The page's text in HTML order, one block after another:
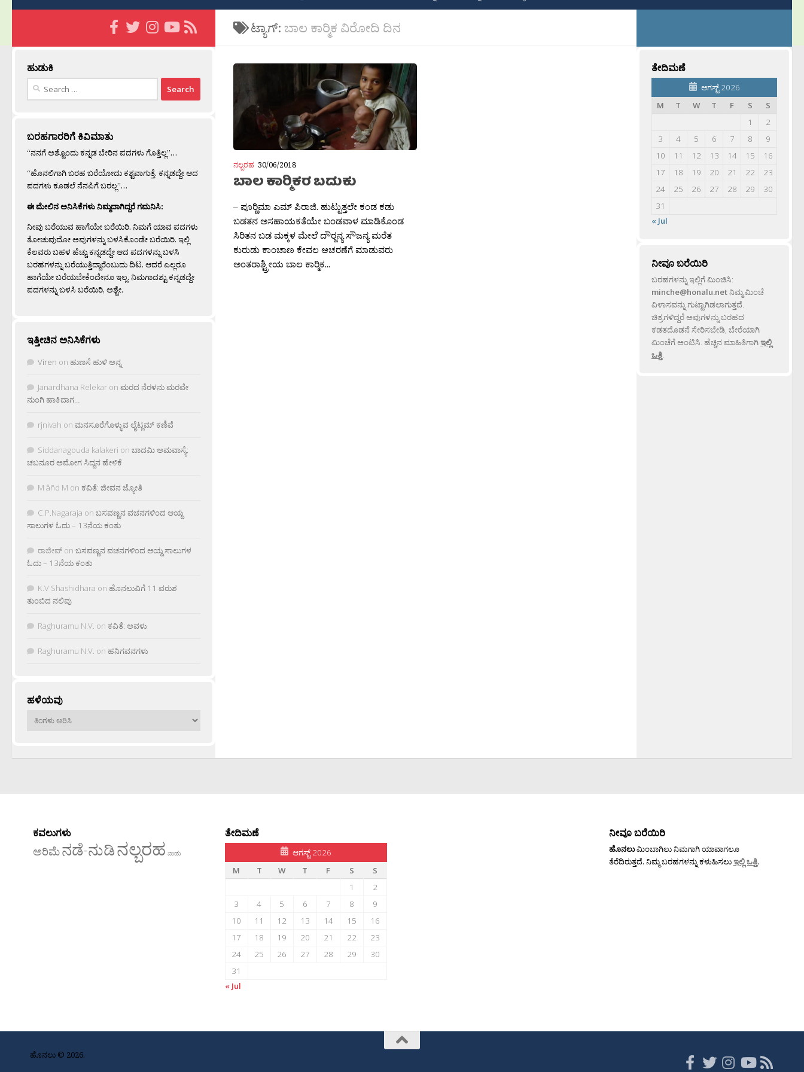
ಟ್ಯಾಗ್: ಬಾಲ ಕಾರ‍್ಮಿಕ ವಿರೋದಿ ದಿನ
ನಲ್ಬರಹ 30/06/2018
ಬಾಲ ಕಾರ‍್ಮಿಕರ ಬದುಕು
– ಪೂರ‍್ಣಿಮಾ ಎಮ್ ಪಿರಾಜಿ. ಹುಟ್ಟುತ್ತಲೇ ಕಂಡ ಕಡು
ಬಡತನ ಅಸಹಾಯಕತೆಯೇ ಬಂಡವಾಳ ಮಾಡಿಕೊಂಡ
ಸಿರಿತನ ಬಡ ಮಕ್ಕಳ ಮೇಲೆ ದೌರ‍್ಜನ್ಯ ಸೌಜನ್ಯ ಮರೆತ
ಕುರುಡು ಕಾಂಚಾಣ ಕೇವಲ ಆಚರಣೆಗೆ ಮಾಡುವರು
ಅಂತರಾಶ್ಟ್ರೀಯ ಬಾಲ ಕಾರ‍್ಮಿಕ...
ಹುಡುಕಿ
Search
ಬರಹಗಾರರಿಗೆ ಕಿವಿಮಾತು
“ನನಗೆ ಅಶ್ಟೊಂದು ಕನ್ನಡ ಬೇರಿನ ಪದಗಳು ಗೊತ್ತಿಲ್ಲ”…
“ಹೊನಲಿಗಾಗಿ ಬರಹ ಬರೆಯೋದು ಕಶ್ಟವಾಗುತ್ತೆ. ಕನ್ನಡದ್ದೇ ಆದ
ಪದಗಳು ಕೂಡಲೆ ನೆನಪಿಗೆ ಬರಲ್ಲ”…
ಈ ಮೇಲಿನ ಅನಿಸಿಕೆಗಳು ನಿಮ್ಮದಾಗಿದ್ದರೆ ಗಮನಿಸಿ:
ನೀವು ಬರೆಯುವ ಹಾಗೆಯೇ ಬರೆಯಿರಿ. ನಿಮಗೆ ಯಾವ ಪದಗಳು
ತೋಚುವುದೋ ಅವುಗಳನ್ನು ಬಳಸಿಕೊಂಡೇ ಬರೆಯಿರಿ. ಇಲ್ಲಿ
ಕೆಲವರು ಬಹಳ ಹೆಚ್ಚು ಕನ್ನಡದ್ದೇ ಆದ ಪದಗಳನ್ನು ಬಳಸಿ
ಬರಹಗಳನ್ನು ಬರೆಯುತ್ತಿದ್ದಾರೆಂಬುದು ದಿಟ. ಆದರೆ ಎಲ್ಲರೂ
ಹಾಗೆಯೇ ಬರೆಯಬೇಕೆಂದೇನೂ ಇಲ್ಲ. ನಿಮಗಾದಶ್ಟು ಕನ್ನಡದ್ದೇ
ಪದಗಳನ್ನು ಬಳಸಿ ಬರೆಯಿರಿ, ಅಶ್ಟೇ.
ಇತ್ತೀಚಿನ ಅನಿಸಿಕೆಗಳು
Viren on ಹುಣಸೆ ಹುಳಿ ಅನ್ನ
Janardhana Relekar on ಮರದ ನೆರಳನು ಮರವೇ
ನುಂಗಿ ಹಾಕಿದಾಗ…
rjnivah on ಮನಸೂರೆಗೊಳ್ಳುವ ಲೈಟ್ಲಮ್ ಕಣಿವೆ
Siddanagouda kalakeri on ಬಾದಮಿ ಅಮವಾಸ್ಯೆ:
ಚಬನೂರ ಅಮೋಗ ಸಿದ್ದನ ಹೇಳಿಕೆ
M âñd M on ಕವಿತೆ: ಜೀವನ ಜ್ಯೋತಿ
C.P.Nagaraja on ಬಸವಣ್ಣನ ವಚನಗಳಿಂದ ಆಯ್ದ
ಸಾಲುಗಳ ಓದು – 13ನೆಯ ಕಂತು
ರಾಜೀವ್ on ಬಸವಣ್ಣನ ವಚನಗಳಿಂದ ಆಯ್ದ ಸಾಲುಗಳ
ಓದು – 13ನೆಯ ಕಂತು
K.V Shashidhara on ಹೊನಲುವಿಗೆ 11 ವರುಶ
ತುಂಬಿದ ನಲಿವು
Raghuramu N.V. on ಕವಿತೆ: ಅವಳು
Raghuramu N.V. on ಹನಿಗವನಗಳು
ಹಳೆಯವು
ಹಳೆಯವು
ತೇದಿಮಣೆ
ಆಗಸ್ಟ್ 2026
M
T W T F S
S
1
2
3
4 5 6 7 8
9
10
11 12 13 14 15
16
17
18 19 20 21 22
23
24
25 26 27 28 29
30
31
« Jul
ನೀವೂ ಬರೆಯಿರಿ
ಬರಹಗಳನ್ನು ಇಲ್ಲಿಗೆ ಮಿಂಚಿಸಿ:
minche@honalu.netನಿಮ್ಮ ಮಿಂಚೆ
ವಿಳಾಸವನ್ನು ಗುಟ್ಟಾಗಿಡಲಾಗುತ್ತದೆ.
ಚಿತ್ರಗಳಿದ್ದರೆ ಅವುಗಳನ್ನು ಬರಹದ
ಕಡತದೊಡನೆ ಸೇರಿಸಬೇಡಿ, ಬೇರೆಯಾಗಿ
ಮಿಂಚೆಗೆ ಅಂಟಿಸಿ. ಹೆಚ್ಚಿನ ಮಾಹಿತಿಗಾಗಿಇಲ್ಲಿ
ಒತ್ತಿ.
ಕವಲುಗಳು
ಅರಿಮೆನಡೆ-ನುಡಿನಲ್ಬರಹ ನಾಡು
ತೇದಿಮಣೆ
ಆಗಸ್ಟ್ 2026
M
T W T F S
S
1
2
3
4 5 6 7 8
9
10
11 12 13 14 15
16
17
18 19 20 21 22
23
24
25 26 27 28 29
30
31
« Jul
ನೀವೂ ಬರೆಯಿರಿ
ಹೊನಲುಮಿಂಬಾಗಿಲು ನಿಮಗಾಗಿ ಯಾವಾಗಲೂ
ತೆರೆದಿರುತ್ತದೆ. ನಿಮ್ಮ ಬರಹಗಳನ್ನು ಕಳುಹಿಸಲುಇಲ್ಲಿ ಒತ್ತಿ.
ಹೊನಲು © 2026.